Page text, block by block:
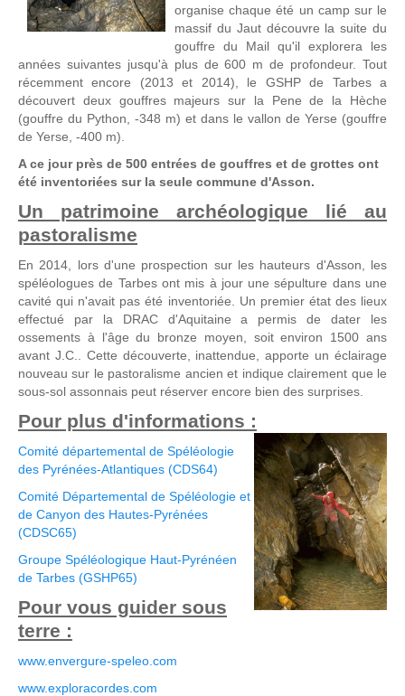
organise chaque été un camp sur le
massif du Jaut découvre la suite du
gouffre du Mail qu'il explorera les
années suivantes jusqu'à plus de 600 m de profondeur. Tout
récemment encore (2013 et 2014), le GSHP de Tarbes a
découvert deux gouffres majeurs sur la Pene de la Hèche
(gouffre du Python, -348 m) et dans le vallon de Yerse (gouffre
de Yerse, -400 m).
A ce jour près de 500 entrées de gouffres et de grottes ont
été inventoriées sur la seule commune d'Asson.
Un patrimoine archéologique lié au
pastoralisme
En 2014, lors d'une prospection sur les hauteurs d'Asson, les
spéléologues de Tarbes ont mis à jour une sépulture dans une
cavité qui n'avait pas été inventoriée. Un premier état des lieux
effectué par la DRAC d'Aquitaine a permis de dater les
ossements à l'âge du bronze moyen, soit environ 1500 ans
avant J.C.. Cette découverte, inattendue, apporte un éclairage
nouveau sur le pastoralisme ancien et indique clairement que le
sous-sol assonnais peut réserver encore bien des surprises.
Pour plus d'informations :
Comité départemental de Spéléologie
des Pyrénées-Atlantiques (CDS64)
Comité Départemental de Spéléologie et
de Canyon des Hautes-Pyrénées
(CDSC65)
Groupe Spéléologique Haut-Pyrénéen
de Tarbes (GSHP65)
Pour vous guider sous
terre :
www.envergure-speleo.com
www.exploracordes.com